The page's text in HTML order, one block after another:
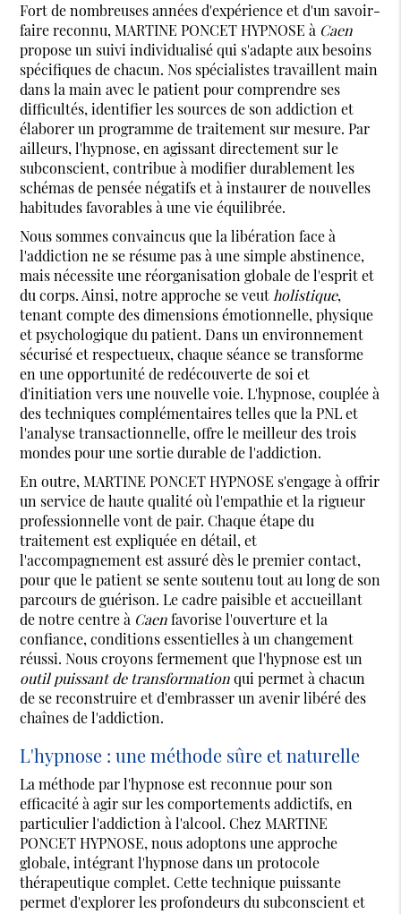
Fort de nombreuses années d'expérience et d'un savoir-
faire reconnu, MARTINE PONCET HYPNOSE à Caen
propose un suivi individualisé qui s'adapte aux besoins
spécifiques de chacun. Nos spécialistes travaillent main
dans la main avec le patient pour comprendre ses
difficultés, identifier les sources de son addiction et
élaborer un programme de traitement sur mesure. Par
ailleurs, l'hypnose, en agissant directement sur le
subconscient, contribue à modifier durablement les
schémas de pensée négatifs et à instaurer de nouvelles
habitudes favorables à une vie équilibrée.
Nous sommes convaincus que la libération face à
l'addiction ne se résume pas à une simple abstinence,
mais nécessite une réorganisation globale de l'esprit et
du corps. Ainsi, notre approche se veut holistique,
tenant compte des dimensions émotionnelle, physique
et psychologique du patient. Dans un environnement
sécurisé et respectueux, chaque séance se transforme
en une opportunité de redécouverte de soi et
d'initiation vers une nouvelle voie. L'hypnose, couplée à
des techniques complémentaires telles que la PNL et
l'analyse transactionnelle, offre le meilleur des trois
mondes pour une sortie durable de l'addiction.
En outre, MARTINE PONCET HYPNOSE s'engage à offrir
un service de haute qualité où l'empathie et la rigueur
professionnelle vont de pair. Chaque étape du
traitement est expliquée en détail, et
l'accompagnement est assuré dès le premier contact,
pour que le patient se sente soutenu tout au long de son
parcours de guérison. Le cadre paisible et accueillant
de notre centre à Caenfavorise l'ouverture et la
confiance, conditions essentielles à un changement
réussi. Nous croyons fermement que l'hypnose est un
outil puissant de transformationqui permet à chacun
de se reconstruire et d'embrasser un avenir libéré des
chaînes de l'addiction.
L'hypnose : une méthode sûre et naturelle
La méthode par l'hypnose est reconnue pour son
efficacité à agir sur les comportements addictifs, en
particulier l'addiction à l'alcool. Chez MARTINE
PONCET HYPNOSE, nous adoptons une approche
globale, intégrant l'hypnose dans un protocole
thérapeutique complet. Cette technique puissante
permet d'explorer les profondeurs du subconscient et